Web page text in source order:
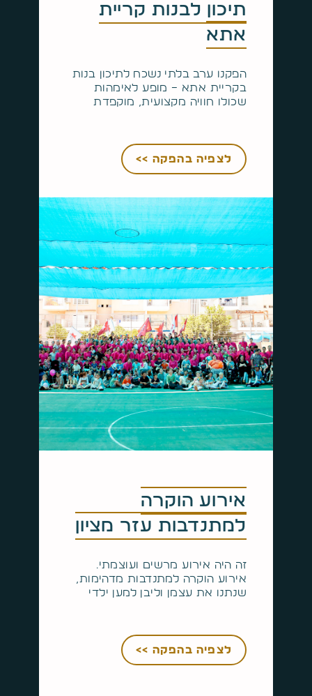
תיכון לבנות קריית
אתא
הפקנו ערב בלתי נשכח לתיכון בנות
בקריית אתא – מופע לאימהות
שכולו חוויה מקצועית, מוקפדת
לצפיה בהפקה >>
אירוע הוקרה
למתנדבות עזר מציון
זה היה אירוע מרשים ועוצמתי.
אירוע הוקרה למתנדבות מדהימות,
שנתנו את עצמן וליבן למען ילדי
לצפיה בהפקה >>